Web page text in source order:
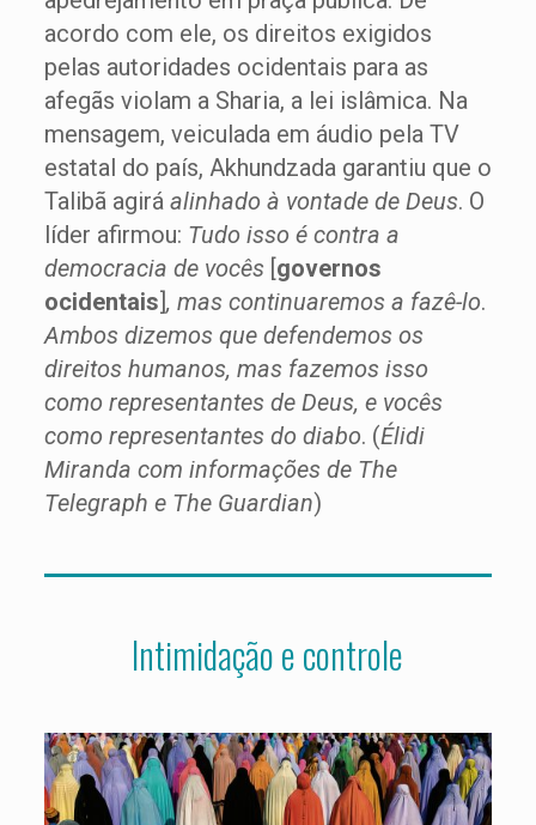
acordo com ele, os direitos exigidos
pelas autoridades ocidentais para as
afegãs violam a Sharia, a lei islâmica. Na
mensagem, veiculada em áudio pela TV
estatal do país, Akhundzada garantiu que o
Talibã agirá alinhado à vontade de Deus. O
líder afirmou: Tudo isso é contra a
democracia de vocês [governos
ocidentais], mas continuaremos a fazê-lo.
Ambos dizemos que defendemos os
direitos humanos, mas fazemos isso
como representantes de Deus, e vocês
como representantes do diabo. (Élidi
Miranda com informações de The
Telegraph e The Guardian)
Intimidação e controle